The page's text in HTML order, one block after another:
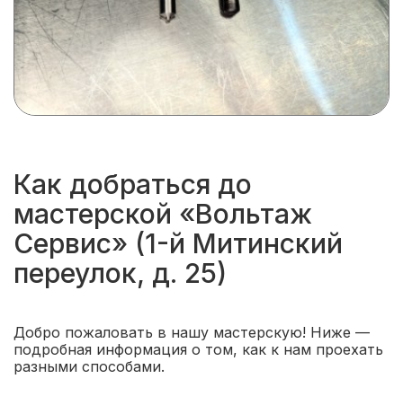
Как добраться до
мастерской «Вольтаж
Сервис» (1-й Митинский
переулок, д. 25)
Добро пожаловать в нашу мастерскую! Ниже —
подробная информация о том, как к нам проехать
разными способами.